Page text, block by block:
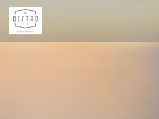
Πίνακας διαχείρισης "Μπισκότων" (Cookies)